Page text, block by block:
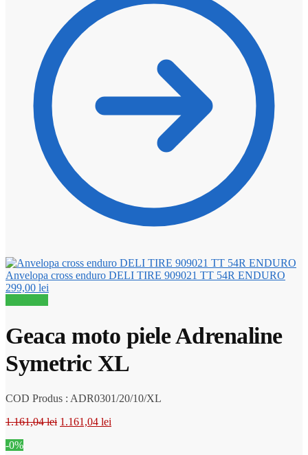
Anvelopa cross enduro DELI TIRE 909021 TT 54R ENDURO
299,00 lei
Geaca moto piele Adrenaline
Symetric XL
COD Produs : ADR0301/20/10/XL
1.161,04lei Prețul
1.161,04 lei
-0%